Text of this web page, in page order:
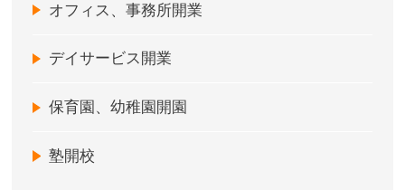
オフィス、事務所開業
デイサービス開業
保育園、幼稚園開園
塾開校